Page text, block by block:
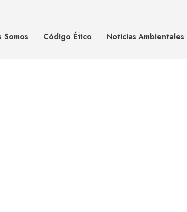
Somos Código Ético Noticias Ambientales